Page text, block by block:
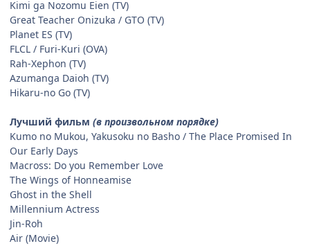
Kimi ga Nozomu Eien (TV)
Great Teacher Onizuka / GTO (TV)
Planet ES (TV)
FLCL / Furi-Kuri (OVA)
Rah-Xephon (TV)
Azumanga Daioh (TV)
Hikaru-no Go (TV)
Лучший фильм (в произвольном порядке)
Kumo no Mukou, Yakusoku no Basho / The Place Promised In
Our Early Days
Macross: Do you Remember Love
The Wings of Honneamise
Ghost in the Shell
Millennium Actress
Jin-Roh
Air (Movie)